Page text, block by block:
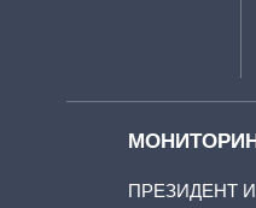
ПРЕЗИДЕНТ И